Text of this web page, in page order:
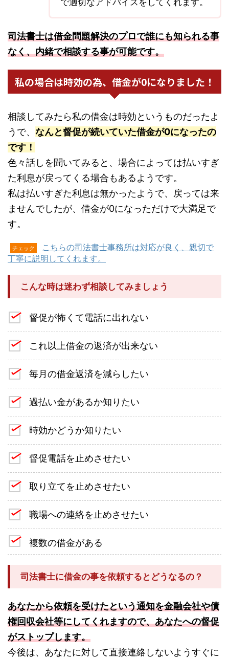
司法書士は借金問題解決のプロで誰にも知られる事
なく、内緒で相談する事が可能です。
私の場合は時効の為、借金が0になりました！
相談してみたら私の借金は時効というものだったよ
うで、 なんと督促が続いていた借金が0になったの
です！
色々話しを聞いてみると、場合によっては払いすぎ
た利息が戻ってくる場合もあるようです。
私は払いすぎた利息は無かったようで、戻っては来
ませんでしたが、借金が0になっただけで大満足で
す。
チェック
こちらの司法書士事務所は対応が良く、親切で
丁寧に説明してくれます。
こんな時は迷わず相談してみましょう
督促が怖くて電話に出れない
これ以上借金の返済が出来ない
毎月の借金返済を減らしたい
過払い金があるか知りたい
時効かどうか知りたい
督促電話を止めさせたい
取り立てを止めさせたい
職場への連絡を止めさせたい
複数の借金がある
司法書士に借金の事を依頼するとどうなるの？
あなたから依頼を受けたという通知を金融会社や債
権回収会社等にしてくれますので、あなたへの督促
がストップします。
今後は、あなたに対して直接連絡しないようすぐに